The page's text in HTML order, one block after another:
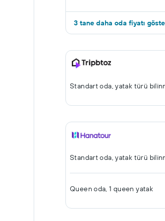
3 tane daha oda fiyatı
Standart oda, yatak türü
Standart oda, yatak türü
Queen oda, 1 queen yatak